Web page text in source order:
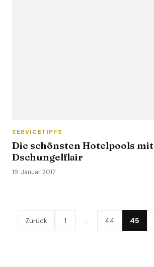
SERVICETIPPS
Die schönsten Hotelpools mit
Dschungelflair
19. Januar 2017
Zurück 1 44 45